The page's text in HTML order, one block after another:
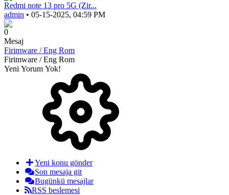
Redmi note 13 pro 5G (Zir...
admin • 05-15-2025, 04:59 PM
0
Mesaj
Firimware / Eng Rom
Firimware / Eng Rom
Yeni Yorum Yok!
Yeni konu gönder
Son mesaja git
Bugünkü mesajlar
RSS beslemesi